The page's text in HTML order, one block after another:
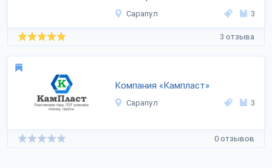
Сарапул 3
3 отзыва
Компания «Кампласт»
Сарапул 3
0 отзывов